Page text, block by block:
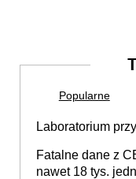
Popularne
Laboratorium
Fatalne dane z
nawet 18 tys.